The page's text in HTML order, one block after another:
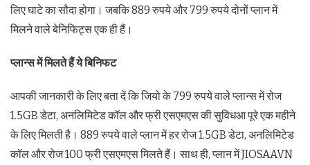
लिए घाटे का सौदा होगा। जबकि 889 रुपये और 799 रुपये दोनों प्लान में
मिलने वाले बेनिफिट्स एक ही हैं।
प्लान्स में मिलते हैं ये बिनिफट
आपकी जानकारी के लिए बता दें कि जियो के 799 रुपये वाले प्लान्स में रोज
1.5GB डेटा, अनलिमिटेड कॉल और फ्री एसएमएस की सुविधआ पूरे एक महीने
के लिए मिलती है। 889 रुपये वाले प्लान में हर रोज 1.5GB डेटा, अनलिमिटेड
कॉल और रोज 100 फ्री एसएमएस मिलते हैं। साथ ही, प्लान में JIOSAAVN